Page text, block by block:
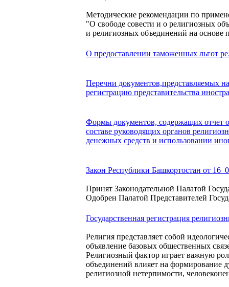
Методические рекомендации по
"О свободе совести и о религиозных
и религиозных объединений на основе
О предоставлении таможенных льгот
Перечни документов,представляемых
регистрацию представительства
Формы документов, содержащих отчет о
составе руководящих органов
денежных средств и использовании
Закон Республики Башкортостан от
Принят Законодательной Палатой
Одобрен Палатой Представителей
Государственная регистрация
Религия представляет собой
объявление базовых общественных
Религиозный фактор играет важную
объединений влияет на формирование
религиозной нетерпимости,